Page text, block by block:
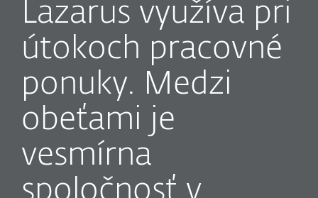
Lazarus využíva pri
útokoch pracovné
ponuky. Medzi
obeťami je
vesmírna
spoločnosť v